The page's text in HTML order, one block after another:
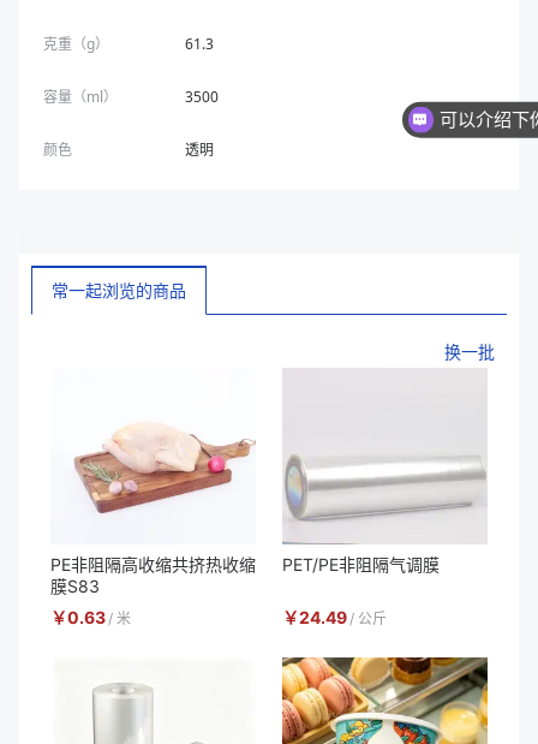
克重（g） 61.3
容量（ml） 3500
颜色 透明
常一起浏览的商品
换一批
PE非阻隔高收缩共挤热收缩
膜S83
￥0.63 / 米
PET/PE非阻隔气调膜
￥24.49 / 公斤
你们是